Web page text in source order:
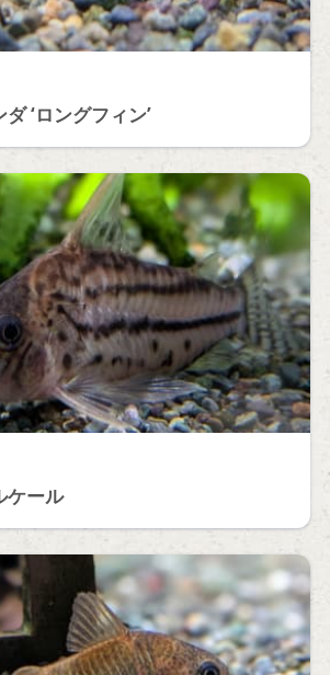
‘ロングフィン’
ケール